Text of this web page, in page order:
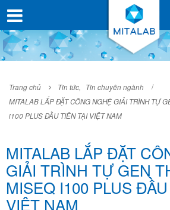
Trang chủ Tin tức,
Tin chuyên ngành
MITALAB LẮP ĐẶT CÔNG NGHỆ GIẢI TRÌNH TỰ
i100 PLUS ĐẦU TIÊN TẠI VIỆT NAM
MITALAB LẮP ĐẶT
GIẢI TRÌNH TỰ GEN
MISEQ I100 PLUS
VIỆT NAM